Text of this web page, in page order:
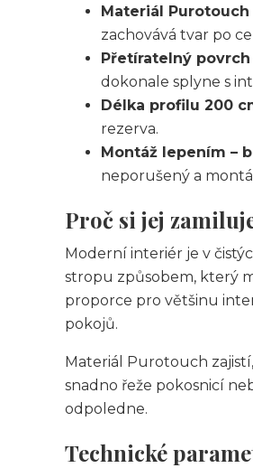
Materiál Purotouch
zachovává tvar po
Přetíratelný povrch
dokonale splyne s
Délka profilu 200
rezerva.
Montáž lepením –
neporušený a
Proč si jej
Moderní interiér je v
stropu způsobem, který
proporce pro většinu
pokojů.
Materiál Purotouch
snadno řeže pokosnicí
odpoledne.
Technické